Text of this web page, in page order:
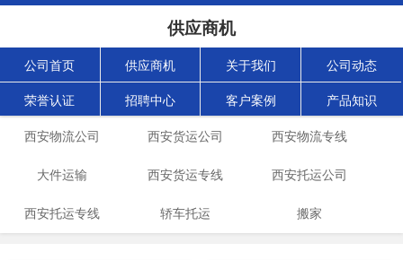
供应商机
公司首页 供应商机 关于我们 公司动态
荣誉认证 招聘中心 客户案例 产品知识
西安物流公司 西安货运公司 西安物流专线
大件运输 西安货运专线 西安托运公司
西安托运专线 轿车托运 搬家